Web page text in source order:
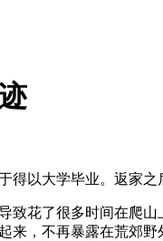
得以大学毕业。返家
致花了很多时间在爬
来，不再暴露在荒郊